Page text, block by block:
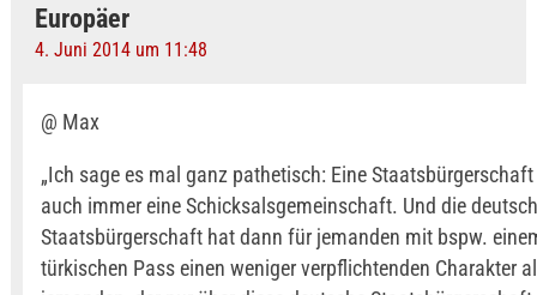
Europäer
4. Juni 2014 um 11:48
@ Max
„Ich sage es mal ganz pathetisch: Eine
auch immer eine Schicksalsgemeinschaft. Und die
Staatsbürgerschaft hat dann für jemanden mit bspw.
türkischen Pass einen weniger verpflichtenden Charakter